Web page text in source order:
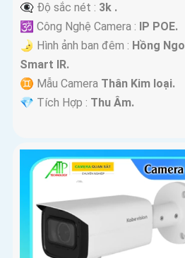
👁️‍🗨 Độ sắc nét : 3k .
🕉️ Công Nghệ Camera : IP POE.
🌛 Hình ảnh ban đêm : Hồng
Smart IR.
♊ Mẫu Camera Thân Kim loại.
️💎 Tích Hợp : Thu Âm.